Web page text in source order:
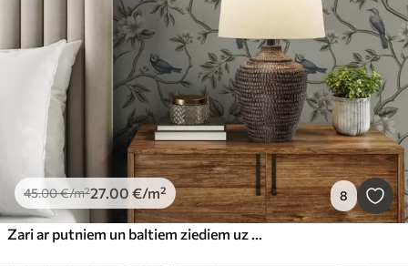
45.00€/m²27.00 €/m² 8
Zari ar putniem un baltiem ziediem uz maiga fona